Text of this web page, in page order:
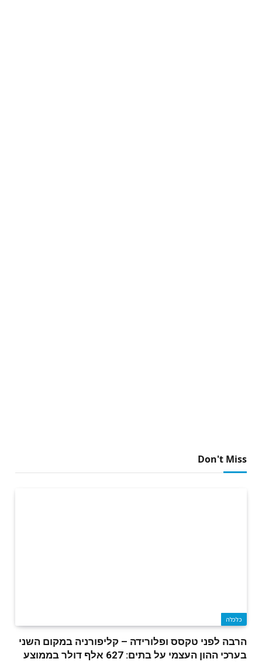
Don't Miss
כלכלה
הרבה לפני טקסס ופלורידה – קליפורניה במקום השני
בערכי ההון העצמי על בתים: 627 אלף דולר בממוצע